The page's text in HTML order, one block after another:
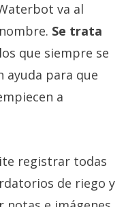
va al
Se trata
que siempre se
ayuda para que
a
registrar todas
de riego y